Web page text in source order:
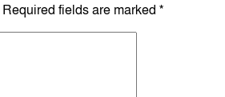
Required fields are marked *